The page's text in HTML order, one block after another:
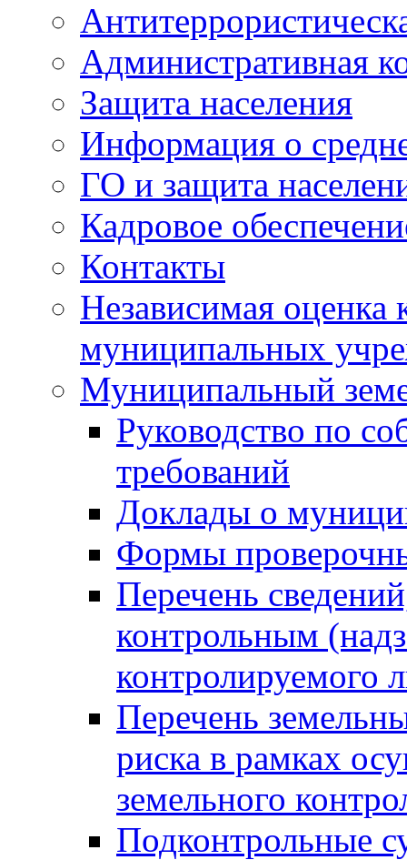
Административная
Защита населения
Информация о
ГО и защита
Кадровое
Контакты
Независимая оценка
муниципальных
Муниципальный
Руководство по
требований
Доклады о
Формы
Перечень
контрольным
контролируемого
Перечень
риска в рамках
земельного
Подконтрольные